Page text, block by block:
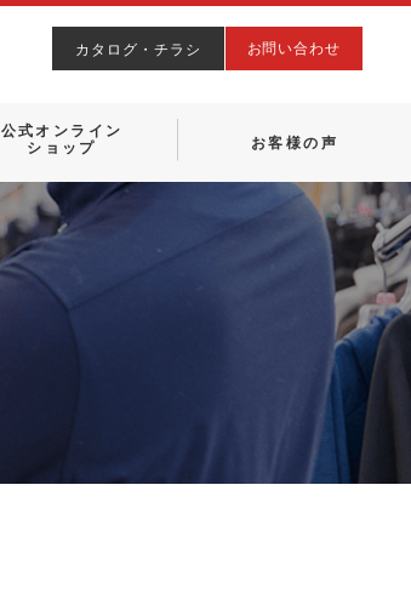
カタログ・チラシ お問い合わせ
公式オンライン
ショップ
お客様の声